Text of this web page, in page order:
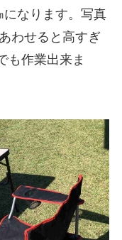
なります。写真
わせると高すぎ
も作業出来ま